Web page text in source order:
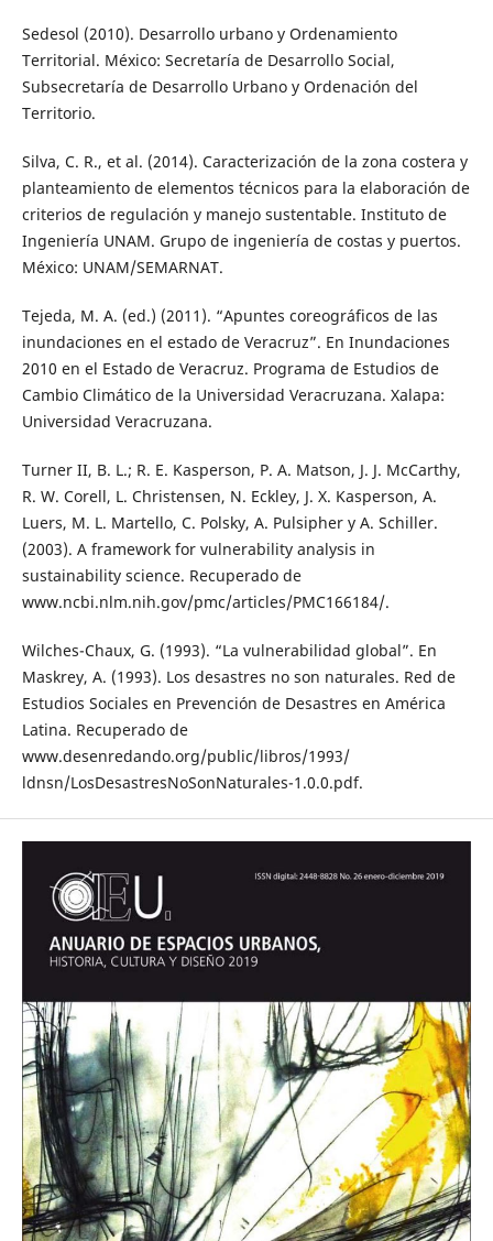
Sedesol (2010). Desarrollo urbano y Ordenamiento
Territorial. México: Secretaría de Desarrollo Social,
Subsecretaría de Desarrollo Urbano y Ordenación del
Territorio.
Silva, C. R., et al. (2014). Caracterización de la zona costera y
planteamiento de elementos técnicos para la elaboración de
criterios de regulación y manejo sustentable. Instituto de
Ingeniería UNAM. Grupo de ingeniería de costas y puertos.
México: UNAM/SEMARNAT.
Tejeda, M. A. (ed.) (2011). “Apuntes coreográficos de las
inundaciones en el estado de Veracruz”. En Inundaciones
2010 en el Estado de Veracruz. Programa de Estudios de
Cambio Climático de la Universidad Veracruzana. Xalapa:
Universidad Veracruzana.
Turner II, B. L.; R. E. Kasperson, P. A. Matson, J. J. McCarthy,
R. W. Corell, L. Christensen, N. Eckley, J. X. Kasperson, A.
Luers, M. L. Martello, C. Polsky, A. Pulsipher y A. Schiller.
(2003). A framework for vulnerability analysis in
sustainability science. Recuperado de
www.ncbi.nlm.nih.gov/pmc/articles/PMC166184/.
Wilches-Chaux, G. (1993). “La vulnerabilidad global”. En
Maskrey, A. (1993). Los desastres no son naturales. Red de
Estudios Sociales en Prevención de Desastres en América
Latina. Recuperado de
www.desenredando.org/public/libros/1993/
ldnsn/LosDesastresNoSonNaturales-1.0.0.pdf.